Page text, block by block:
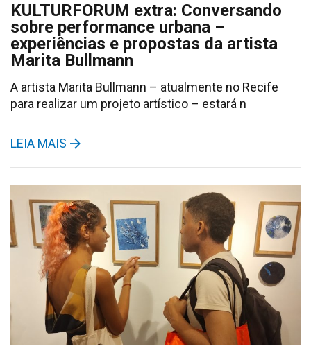
KULTURFORUM extra: Conversando
sobre performance urbana –
experiências e propostas da artista
Marita Bullmann
A artista Marita Bullmann – atualmente no Recife
para realizar um projeto artístico – estará n
LEIA MAIS